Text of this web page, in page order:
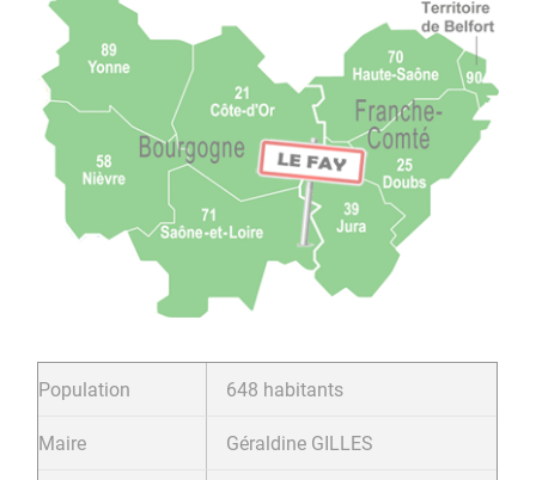
Population 648 habitants
Maire Géraldine GILLES